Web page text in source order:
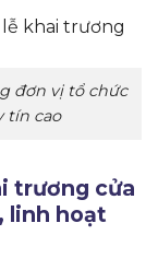
đơn vị tổ chức
tín cao
trương cửa
linh hoạt